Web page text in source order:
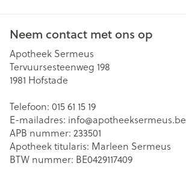
Neem contact met ons op
Apotheek Sermeus
Tervuursesteenweg 198
1981 Hofstade
Telefoon: 015 61 15 19
E-mailadres: info@apotheeksermeus.be
APB nummer: 233501
Apotheek titularis: Marleen Sermeus
BTW nummer: BE0429117409